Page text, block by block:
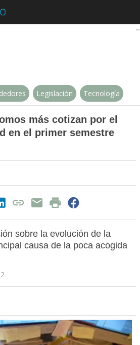
Sólo 3071 autónomos más
Legislación Tecnología
más cotizan por el
en el primer semestre
sobre la evolución de la
causa de la poca acogida